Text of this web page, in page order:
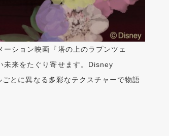
ション映画『塔の上のラプンツェ
未来をたぐり寄せます。Disney
とに異なる多彩なテクスチャーで物語